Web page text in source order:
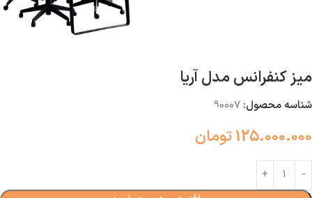
میز کنفرانس مدل آریا
شناسه محصول: 90007
125.000.000تومان